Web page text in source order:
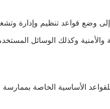
وضع قواعد تنظيم وإدارة
والأمنية وكذلك الوسائل
الأساسية الخاصة بممارسة